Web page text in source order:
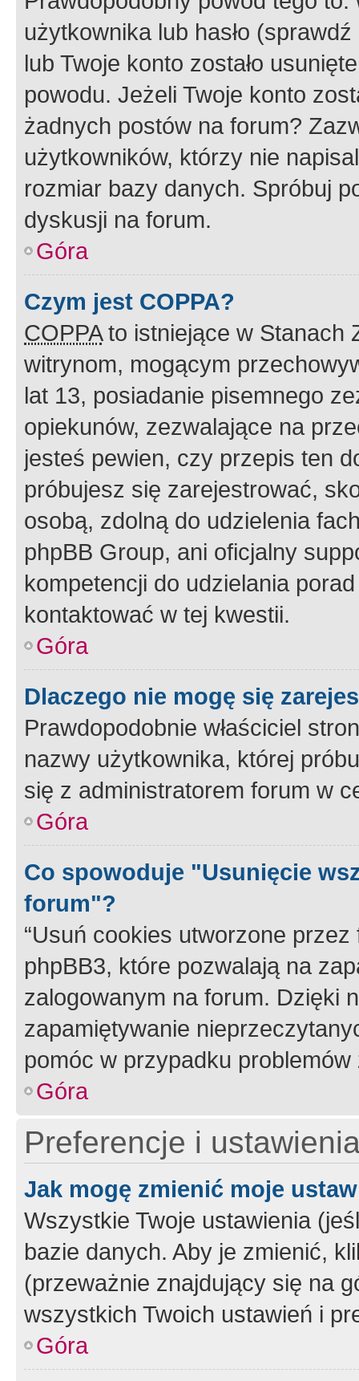
użytkownika lub hasło
lub Twoje konto zostało
powodu. Jeżeli Twoje konto
żadnych postów na forum?
użytkowników, którzy nie
rozmiar bazy danych. Spróbuj
dyskusji na forum.
Góra
Czym jest COPPA?
COPPAto istniejące w Stanach
witrynom, mogącym
lat 13, posiadanie pisemnego
opiekunów, zezwalające na
jesteś pewien, czy przepis ten
próbujesz się zarejestrować,
osobą, zdolną do udzielenia
phpBB Group, ani oficjalny
kompetencji do udzielania
kontaktować w tej kwestii.
Góra
Dlaczego nie mogę się
Prawdopodobnie właściciel
nazwy użytkownika, której
się z administratorem forum w
Góra
Co spowoduje "Usunięcie
forum"?
“Usuń cookies utworzone
phpBB3, które pozwalają na
zalogowanym na forum. Dzięki
zapamiętywanie
pomóc w przypadku
Góra
Preferencje i
Jak mogę zmienić moje
Wszystkie Twoje ustawienia
bazie danych. Aby je zmienić,
(przeważnie znajdujący się na
wszystkich Twoich ustawień i
Góra